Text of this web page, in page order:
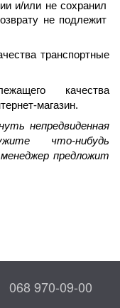
и/или не сохранил
не подлежит
транспортные
качества
магазин.
непредвиденная
что-нибудь
предложит
068 970-09-00